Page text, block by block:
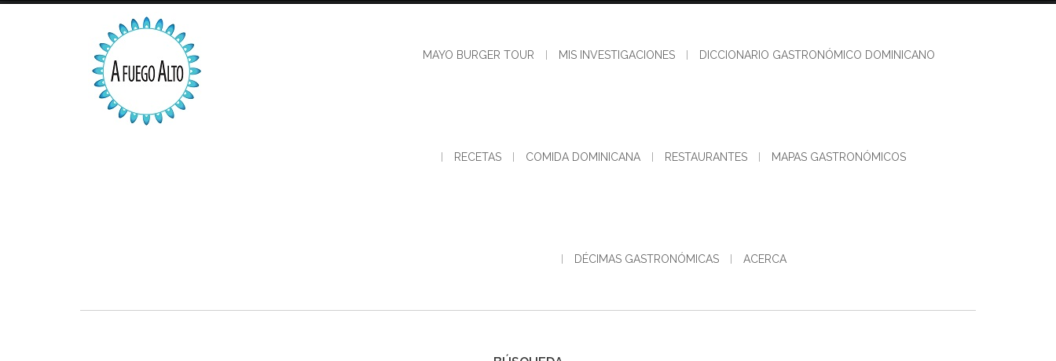
MAYO BURGER TOUR MIS INVESTIGACIONES DICCIONARIO GASTRONÓMICO DOMINICANO
RECETAS COMIDA DOMINICANA RESTAURANTES MAPAS GASTRONÓMICOS
DÉCIMAS GASTRONÓMICAS ACERCA